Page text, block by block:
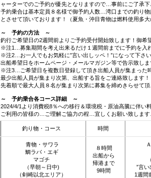
ャーターでのご予約が優先となりますので…事前にご了承下
予約乗合は基本定員８名様で御予約人数…湾口までの釣り
とさせて頂いております！（夏魚・沖目青物は燃料使用多
～ 予約の方法 ～
釣行ご希望日の2週間前よりご予約受付開始致します！御希
※注1…募集期間を考え出来るだけ１週間前までに予約を入
※注2…お一人でもお気軽に”言い出しッペ！”になって下さい
出船希望日をホームページ・メールマガジン等で告示致し
※注3…ご希望日を複数日登録して頂き出船人員が集まった
最少出船人員が集まり次第、出船する旨をご連絡致します！
先着順で最大人員８名が集まり次第に募集を締めきらせて
～ 予約乗合各コース詳細 ～
2024/4/1より消費税8％への移行＆環境税・原油高騰に伴い
ご利用の皆様の…ご理解ご協力の程…宜しくお願い致しま
釣り物・コース 時間
青物・サワラ
鯛ラバ・エギ
マゴチ
（早朝～日中)
（剣崎以北エリア）
８時間
出船から
帰港まで
9時間
”言
1週間